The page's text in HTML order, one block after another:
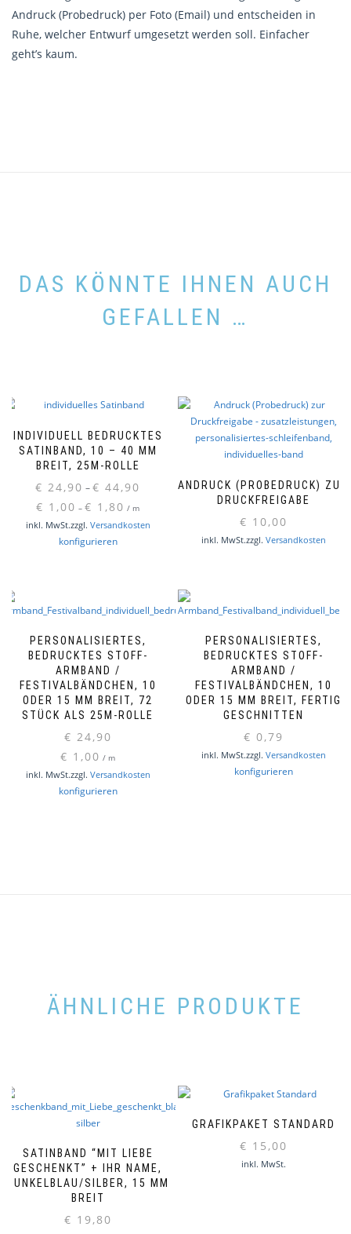
Andruck (Probedruck) per Foto (Email) und entscheiden in
Ruhe, welcher Entwurf umgesetzt werden soll. Einfacher
geht’s kaum.
DAS KÖNNTE IHNEN AUCH
GEFALLEN …
INDIVIDUELL BEDRUCKTES
SATINBAND, 10 – 40 MM
BREIT, 25M-ROLLE
€ 24,90 –€ 44,90
€ 1,00 – € 1,80 / m
inkl. MwSt.zzgl. Versandkosten
konfigurierenDieses
Varianten
Die
Optionen
können
auf
der
Produktseite
ANDRUCK (PROBEDRUCK) ZUR
DRUCKFREIGABE
€ 10,00
inkl. MwSt.zzgl. Versandkosten
auf
der
PERSONALISIERTES,
BEDRUCKTES STOFF-
ARMBAND /
FESTIVALBÄNDCHEN, 10
ODER 15 MM BREIT, 72
STÜCK ALS 25M-ROLLE
€ 24,90
€ 1,00 / m
inkl. MwSt.zzgl. Versandkosten
konfigurierenDieses
werden
PERSONALISIERTES,
BEDRUCKTES STOFF-
ARMBAND /
FESTIVALBÄNDCHEN, 10
ODER 15 MM BREIT, FERTIG
GESCHNITTEN
€ 0,79
inkl. MwSt.zzgl. Versandkosten
konfigurierenDieses
ÄHNLICHE PRODUKTE
SATINBAND “MIT LIEBE
GESCHENKT” + IHR NAME,
DUNKELBLAU/SILBER, 15 MM
BREIT
€ 19,80
GRAFIKPAKET STANDARD
€ 15,00
inkl. MwSt.